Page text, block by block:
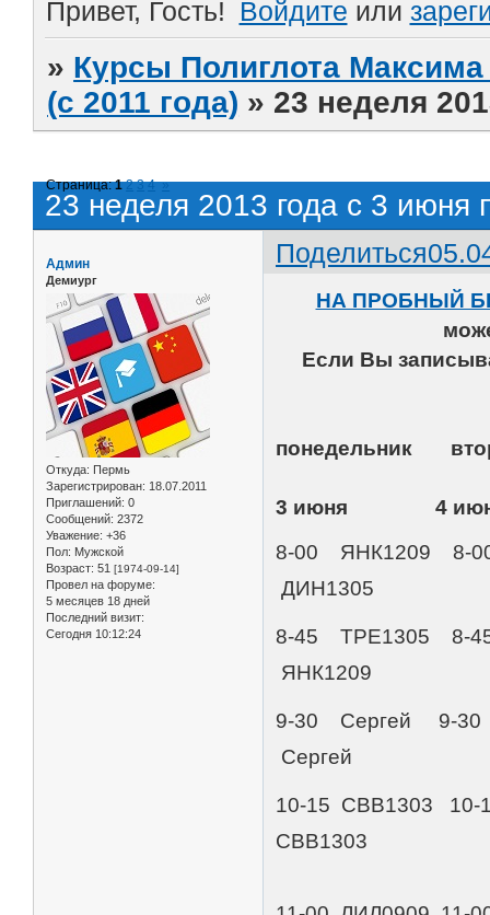
Привет, Гость! Войдите или
» Курсы Полиглота
(с 2011 года) » 23 неделя
23 неделя 2013 года с 3 июня
Страница:1 2 3 4 »
Поделиться
Админ
Демиург
Откуда: Пермь
Зарегистрирован: 18.07.2011
Приглашений: 0
Сообщений: 2372
Уважение: +36
Пол: Мужской
Возраст: 51 [1974-09-14]
Провел на форуме:
5 месяцев 18 дней
Последний визит:
Сегодня 10:12:24
НА ПРОБНЫЙ
Если Вы
3 июня 4
8-00 ЯНК1209 8-
ДИН1305
8-45 ТРЕ1305 8-
ЯНК1209
9-30 Сергей 9-30
Сергей
10-15 СВВ1303 10-
СВВ1303